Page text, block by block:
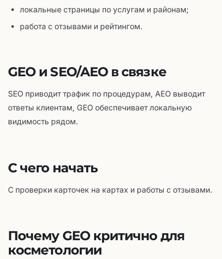
локальные страницы по услугам и районам;
работа с отзывами и рейтингом.
GEO и SEO/AEO в связке
SEO приводит трафик по процедурам, AEO выводит
ответы клиентам, GEO обеспечивает локальную
видимость рядом.
С чего начать
С проверки карточек на картах и работы с отзывами.
Почему GEO критично для
косметологии